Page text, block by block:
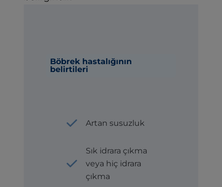
Böbrek hastalığının
belirtileri
Artan susuzluk
Sık idrara çıkma
veya hiç idrara
çıkma